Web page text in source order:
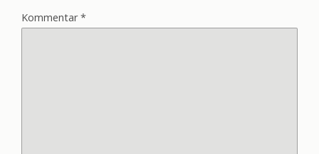
Kommentar*